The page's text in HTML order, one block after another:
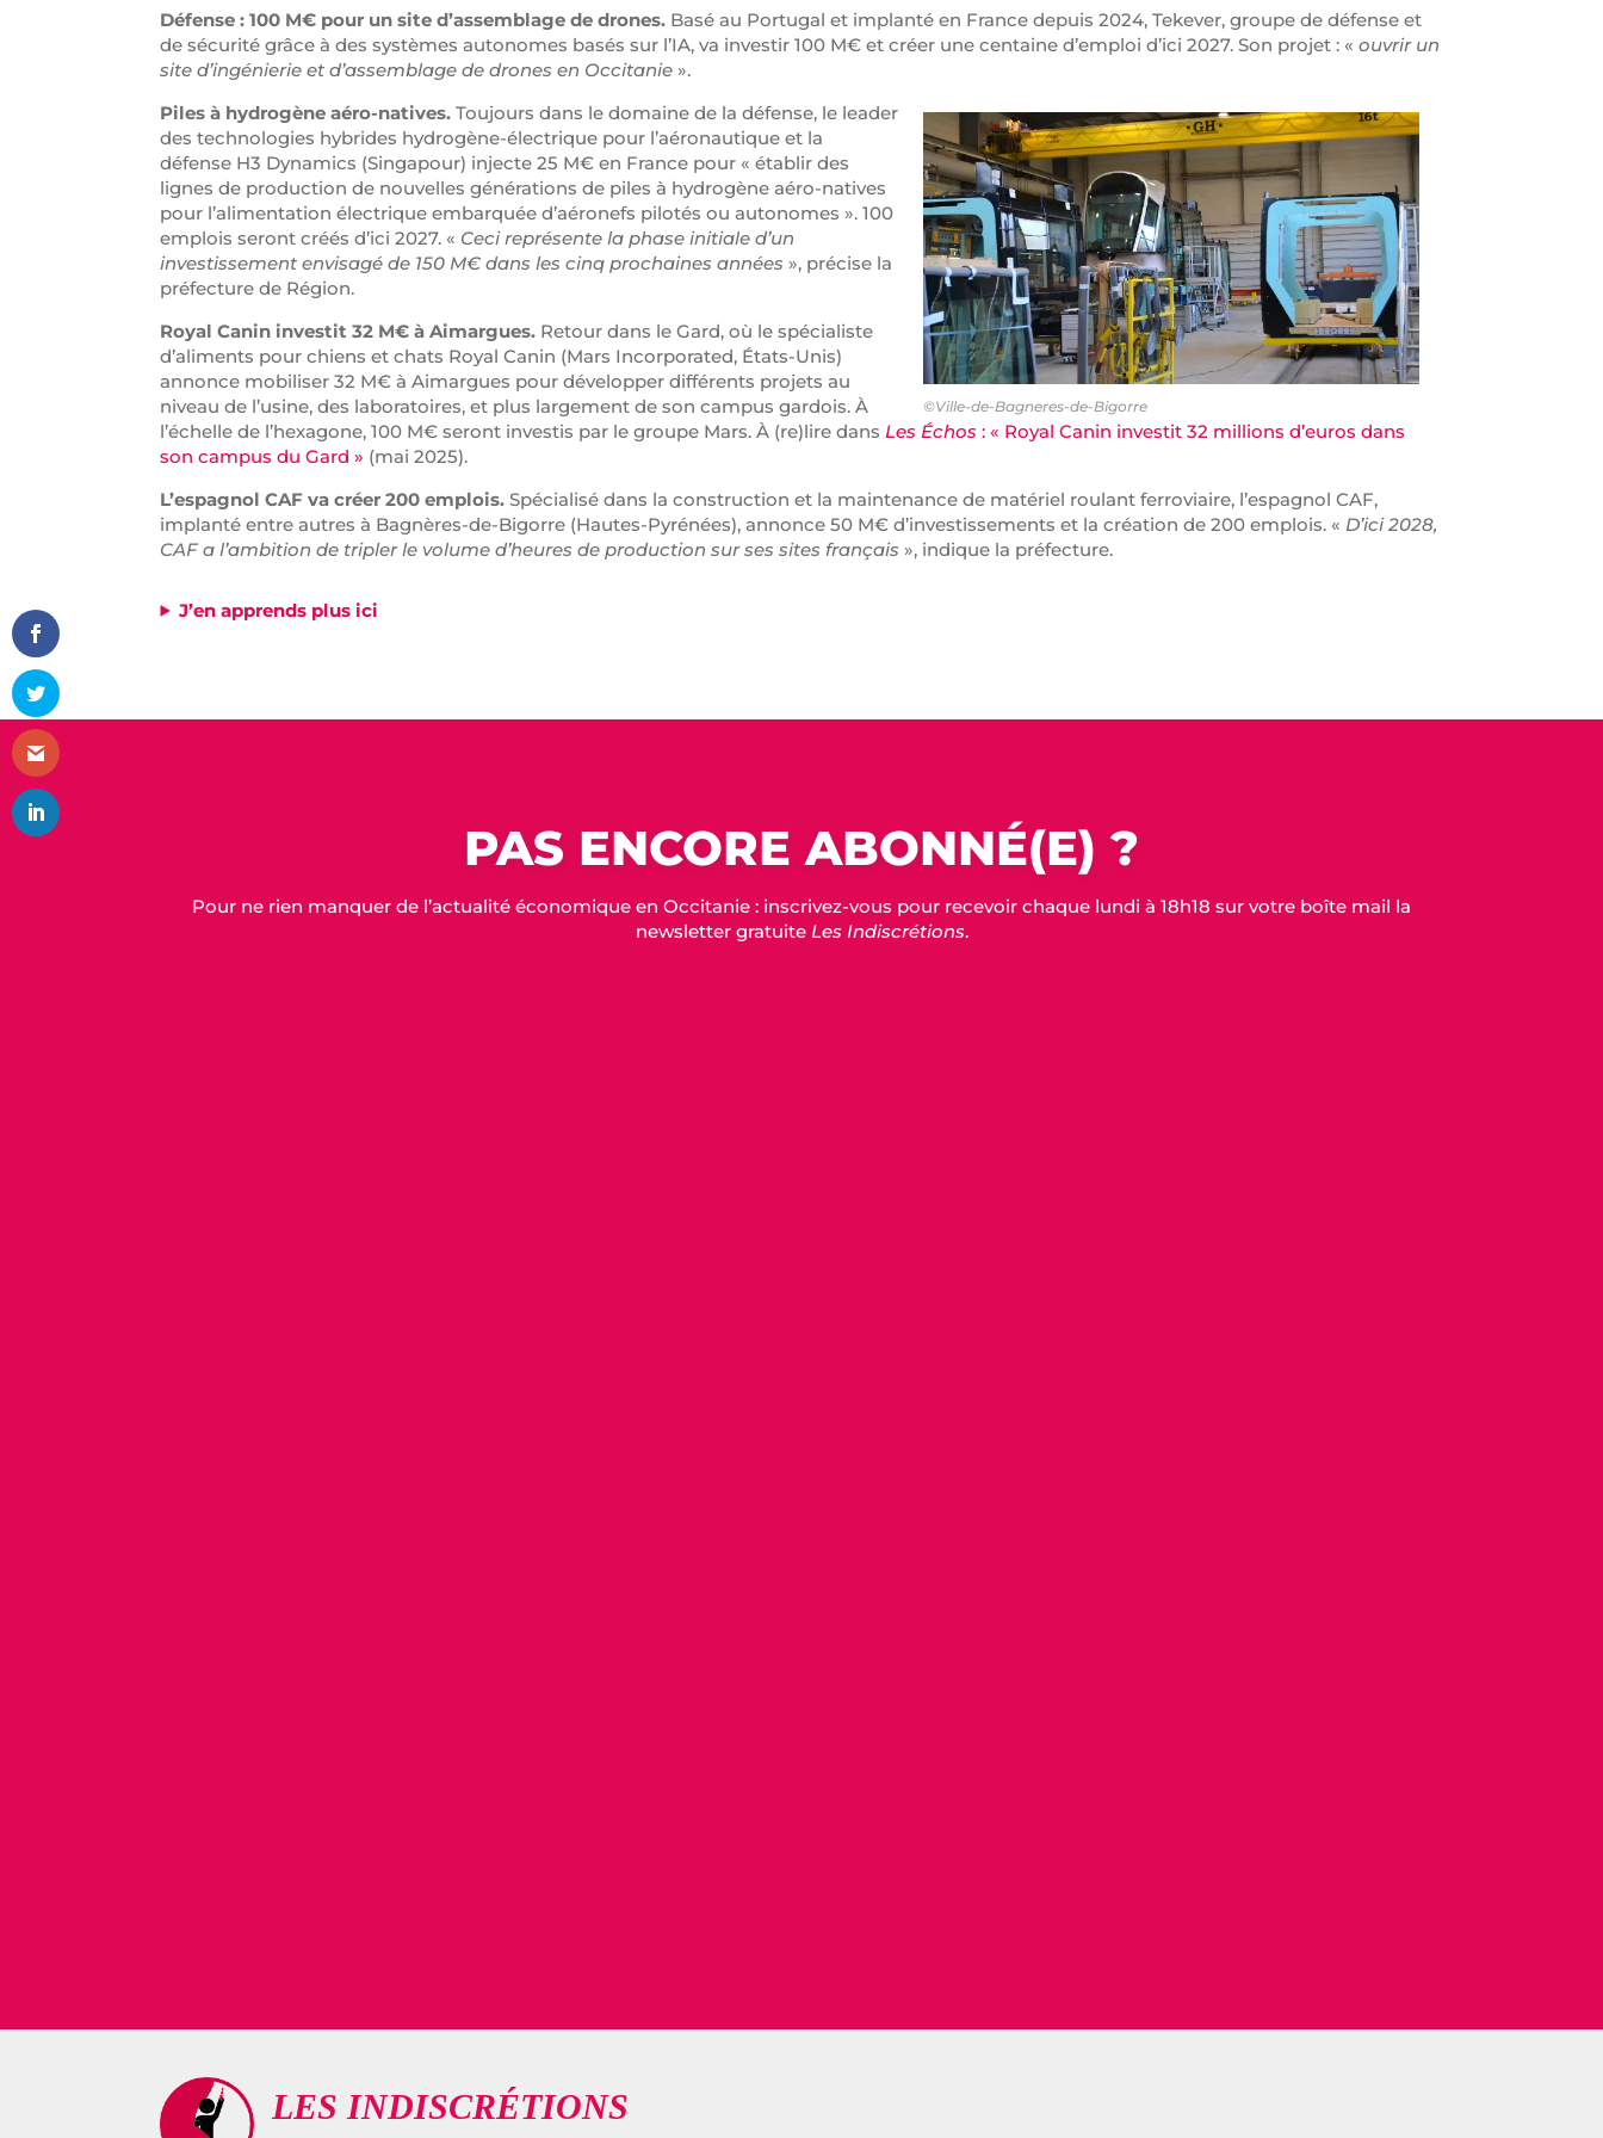
Défense : 100 M€ pour un site d’assemblage de drones. Basé au Portugal et implanté en France depuis 2024, Tekever, groupe de défense et
de sécurité grâce à des systèmes autonomes basés sur l’IA, va investir 100 M€ et créer une centaine d’emploi d’ici 2027. Son projet : «ouvrir un
site d’ingénierie et d’assemblage de drones en Occitanie ».
©Ville-de-Bagneres-de-Bigorre
Piles à hydrogène aéro-natives. Toujours dans le domaine de la défense, le leader
des technologies hybrides hydrogène-électrique pour l’aéronautique et la
défense H3 Dynamics (Singapour) injecte 25 M€ en France pour « établir des
lignes de production de nouvelles générations de piles à hydrogène aéro-natives
pour l’alimentation électrique embarquée d’aéronefs pilotés ou autonomes ». 100
emplois seront créés d’ici 2027. « Ceci représente la phase initiale d’un
investissement envisagé de 150 M€ dans les cinq prochaines années », précise la
préfecture de Région.
Royal Canin investit 32 M€ à Aimargues. Retour dans le Gard, où le spécialiste
d’aliments pour chiens et chats Royal Canin (Mars Incorporated, États-Unis)
annonce mobiliser 32 M€ à Aimargues pour développer différents projets au
niveau de l’usine, des laboratoires, et plus largement de son campus gardois. À
l’échelle de l’hexagone, 100 M€ seront investis par le groupe Mars. À (re)lire dansLes Échos : « Royal Canin investit 32 millions d’euros dans
son campus du Gard » (mai 2025).
L’espagnol CAF va créer 200 emplois. Spécialisé dans la construction et la maintenance de matériel roulant ferroviaire, l’espagnol CAF,
implanté entre autres à Bagnères-de-Bigorre (Hautes-Pyrénées), annonce 50 M€ d’investissements et la création de 200 emplois. « D’ici 2028,
CAF a l’ambition de tripler le volume d’heures de production sur ses sites français », indique la préfecture.
J’en apprends plus ici
PAS ENCORE ABONNÉ(E) ?
Pour ne rien manquer de l’actualité économique en Occitanie : inscrivez-vous pour recevoir chaque lundi à 18h18 sur votre boîte mail la
newsletter gratuite Les Indiscrétions.